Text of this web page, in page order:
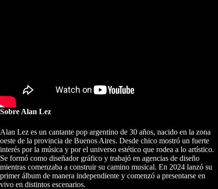
Sobre Alan Lez
Alan Lez es un cantante pop argentino de 30 años, nacido en la zona
oeste de la provincia de Buenos Aires. Desde chico mostró un fuerte
interés por la música y por el universo estético que rodea a lo artístico.
Se formó como diseñador gráfico y trabajó en agencias de diseño
mientras comenzaba a construir su camino musical. En 2024 lanzó su
primer álbum de manera independiente y comenzó a presentarse en
vivo en distintos escenarios.